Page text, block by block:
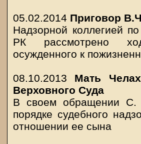
05.02.2014 Приговор
Надзорной коллегией
РК рассмотрено
осужденного к
08.10.2013 Мать
Верховного Суда
В своем обращении С.
порядке судебного
отношении ее сына